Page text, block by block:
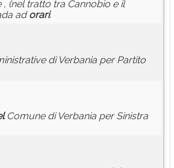
(nel tratto tra Cannobio e il
adorari.
di Verbania per Partito
Comune di Verbania per Sinistra